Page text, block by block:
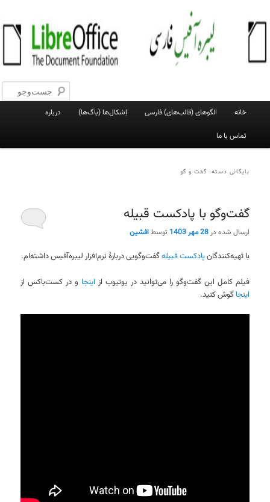
به
محتوای
به
محتوای
لیبره‌آفیس فارسی
وبلاگ فعالان پروژهٔ لیبره‌آفیس فارسی
خانه الگوهای (قالب‌های) فارسی اِشکال‌ها (باگ‌ها) درباره
تماس با ما
بایگانی دسته: گفت و گو
گفت‌وگو با پادکست قبیله
ارسال شده در28 مهر 1403 توسطافشین
با تهیه‌کنندگانپادکست قبیلهگفت‌وگویی دربارهٔ نرم‌افزار لیبره‌آفیس داشته‌ام.
فیلم کامل این گفت‌وگو را می‌توانید در یوتیوب از اینجا و در کست‌باکس از
اینجا گوش کنید.